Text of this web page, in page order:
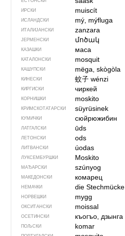
ИРСКИ muiscít
ИСЛАНДСКИ mý, mýfluga
ИТАЛИЈАНСКИ zanzara
ЈЕРМЕНСКИ մոծակ
КАЗАШКИ маса
КАТАЛОНСКИ mosquit
КАШУПСКИ mëga, skògòla
КИНЕСКИ 蚊子wénzi
КИРГИСКИ чиркей
КОРНИШКИ moskito
КРИМСКОТАТАРСКИ süyrüsinek
КУМИЧКИ сюйрюжибин
ЛАТГАЛСКИ ūds
ЛЕТОНСКИ ods
ЛИТВАНСКИ úodas
ЛУКСЕМБУРШКИ Moskito
МАЂАРСКИ szúnyog
МАКЕДОНСКИ комарец
НЕМАЧКИ die Stechmücke
НОРВЕШКИ mygg
ОКСИТАНСКИ moissal
ОСЕТИНСКИ къогъо, дзынга
ПОЉСКИ komar